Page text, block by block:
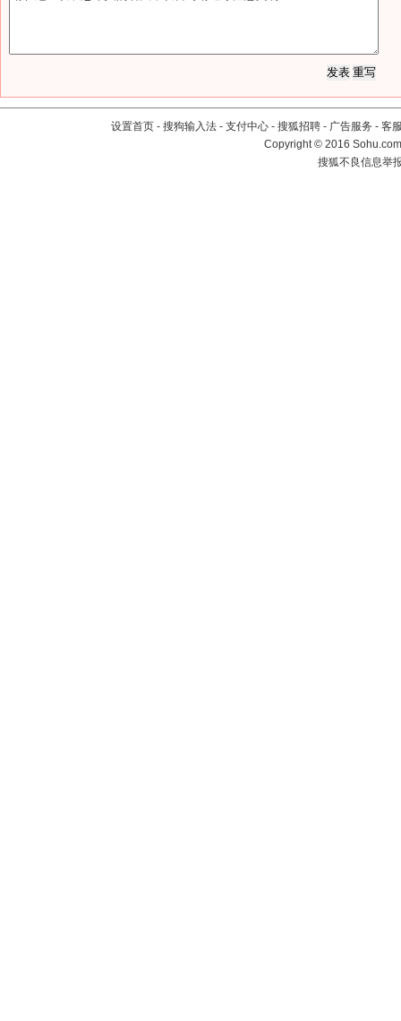
设置首页 - 搜狗输入法 - 支付中心 - 搜狐招聘 - 广告服务 - 客
Copyright©2016
搜狐不良信息举